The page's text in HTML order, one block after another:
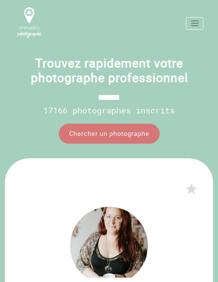
Trouvez rapidement votre
photographe professionnel
17166 photographes inscrits
Chercher un photographe